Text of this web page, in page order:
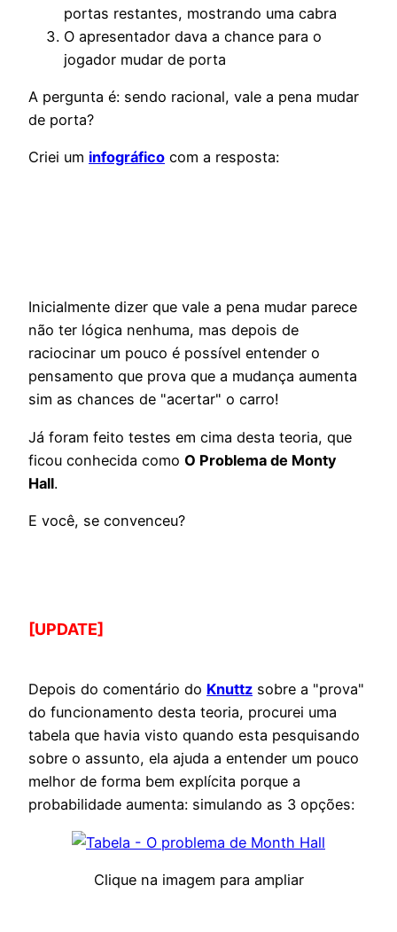
portas restantes, mostrando uma cabra
O apresentador dava a chance para o
jogador mudar de porta
A pergunta é: sendo racional, vale a pena mudar
de porta?
Criei um infográfico com a resposta:
Inicialmente dizer que vale a pena mudar parece
não ter lógica nenhuma, mas depois de
raciocinar um pouco é possível entender o
pensamento que prova que a mudança aumenta
sim as chances de "acertar" o carro!
Já foram feito testes em cima desta teoria, que
ficou conhecida como O Problema de Monty
Hall.
E você, se convenceu?
[UPDATE]
Depois do comentário do Knuttz sobre a "prova"
do funcionamento desta teoria, procurei uma
tabela que havia visto quando esta pesquisando
sobre o assunto, ela ajuda a entender um pouco
melhor de forma bem explícita porque a
probabilidade aumenta: simulando as 3 opções:
Clique na imagem para ampliar